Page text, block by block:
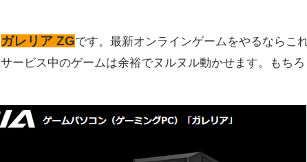
ガレリア ZGです。最新オンラインゲームをやるならこれ
ービス中のゲームは余裕でヌルヌル動かせます。もちろ